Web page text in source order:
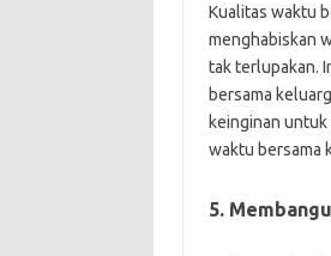
Kualitas waktu
menghabiskan
tak terlupakan.
bersama
keinginan
waktu bersama
5.